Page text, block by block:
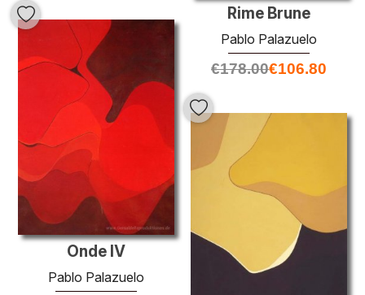
Rime Brune
Pablo Palazuelo
€178.00€106.80
Onde IV
Pablo Palazuelo